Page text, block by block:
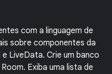
com a linguagem de
sobre componentes da
LiveData. Crie um banco
Exiba uma lista de